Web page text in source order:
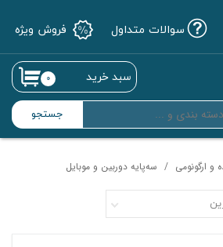
جستجو
۰ سبد خرید
سوالات متداول فروش ویژه
و ارگونومی سه‌پایه دوربین و موبایل